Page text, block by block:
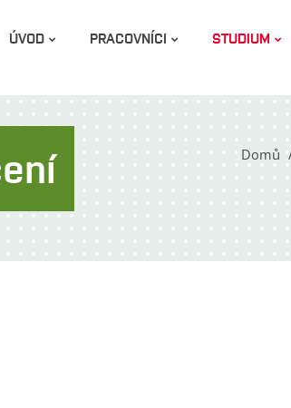
ÚVOD PRACOVNÍCI STUDIUM
Domů